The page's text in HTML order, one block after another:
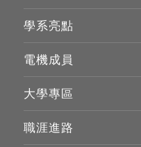
學系亮點
電機成員
大學專區
職涯進路